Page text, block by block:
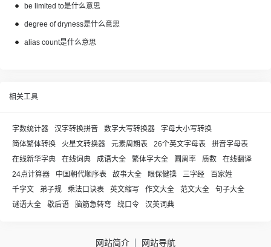
be limited to是什么意思
degree of dryness是什么意思
alias count是什么意思
相关工具
字数统计器 汉字转换拼音 数字大写转换器
字母大小写转换
简体繁体转换
火星文转换器 元素周期表 26个英文字母表
拼音字母表
在线新华字典
在线词典 成语大全 繁体字大全 圆周率 质数
在线翻译
24点计算器
中国朝代顺序表 故事大全 眼保健操 三字经
百家姓
千字文
弟子规 乘法口诀表 英文缩写 作文大全 范文大全
句子大全
谜语大全
歇后语 脑筋急转弯 绕口令 汉英词典
网站简介 网站导航